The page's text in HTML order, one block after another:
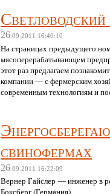
26.09.2011 16:40:10
На страницах предыдущего
мясоперерабатывающем
этот раз предлагаем
компании — с фермерским
современным технологиям и
свинофермах
26 .09.2011 16:22:09
Вернер Гайслер — инженер в
Боксберг (Германия)